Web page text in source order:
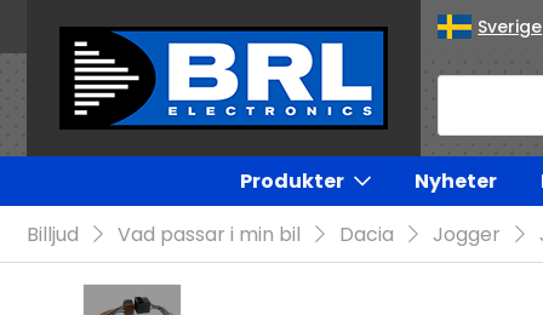
Sverige
Produkter Nyheter
Billjud
Vad passar i min bil Dacia Jogger